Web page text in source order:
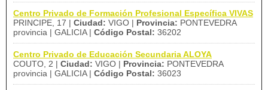
Centro Privado de Formación Profesional Específica VIVAS
PRINCIPE, 17 | Ciudad: VIGO | Provincia: PONTEVEDRA
provincia | GALICIA | Código Postal: 36202
Centro Privado de Educación Secundaria ALOYA
COUTO, 2 | Ciudad: VIGO | Provincia: PONTEVEDRA
provincia | GALICIA | Código Postal: 36023